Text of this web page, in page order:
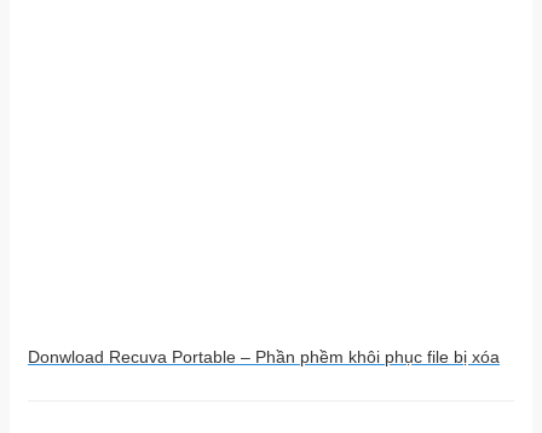
Donwload Recuva Portable – Phần phềm khôi phục file bị xóa